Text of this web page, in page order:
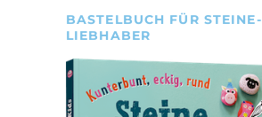
BASTELBUCH FÜR STEINE-
LIEBHABER